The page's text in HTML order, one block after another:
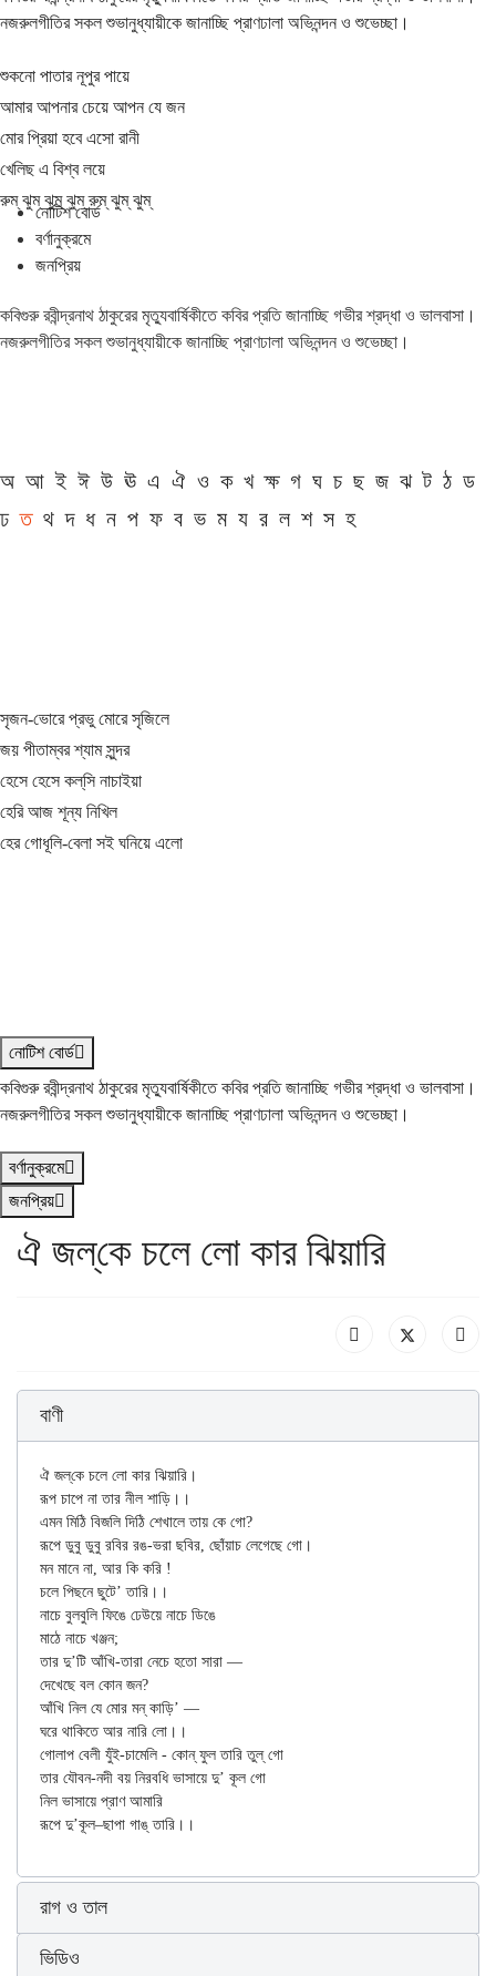
নজরুলগীতির সকল শুভানুধ্যায়ীকে জানাচ্ছি প্রাণঢালা অভিনন্দন ও শুভেচ্ছা।
শুকনো পাতার নূপুর পায়ে
আমার আপনার চেয়ে আপন যে জন
মোর প্রিয়া হবে এসো রানী
খেলিছ এ বিশ্ব লয়ে
রুম্ ঝুম্ ঝুম্ ঝুম্ রুম্ ঝুম্ ঝুম্
নোটিশ বোর্ড
বর্ণানুক্রমে
জনপ্রিয়
কবিগুরু রবীন্দ্রনাথ ঠাকুরের মৃত্যুবার্ষিকীতে কবির প্রতি জানাচ্ছি গভীর শ্রদ্ধা ও ভালবাসা।
নজরুলগীতির সকল শুভানুধ্যায়ীকে জানাচ্ছি প্রাণঢালা অভিনন্দন ও শুভেচ্ছা।
অ আ ই ঈ উ ঊ এ ঐ ও ক খ ক্ষ গ ঘ চ ছ জ ঝ ট ঠ ড
ঢ ত থ দ ধ ন প ফ ব ভ ম য র ল শ স হ
সৃজন-ভোরে প্রভু মোরে সৃজিলে
জয় পীতাম্বর শ্যাম সুন্দর
হেসে হেসে কল্‌সি নাচাইয়া
হেরি আজ শূন্য নিখিল
হের গোধূলি-বেলা সই ঘনিয়ে এলো
নোটিশ বোর্ড
কবিগুরু রবীন্দ্রনাথ ঠাকুরের মৃত্যুবার্ষিকীতে কবির প্রতি জানাচ্ছি গভীর শ্রদ্ধা ও ভালবাসা।
নজরুলগীতির সকল শুভানুধ্যায়ীকে জানাচ্ছি প্রাণঢালা অভিনন্দন ও শুভেচ্ছা।
বর্ণানুক্রমে
জনপ্রিয়
ঐ জল্‌কে চলে লো কার ঝিয়ারি
বাণী
ঐ জল্‌কে চলে লো কার ঝিয়ারি।
রূপ চাপে না তার নীল শাড়ি।।
এমন মিঠি বিজলি দিঠি শেখালে তায় কে গো?
রূপে ডুবু ডুবু রবির রঙ-ভরা ছবির, ছোঁয়াচ লেগেছে গো।
মন মানে না, আর কি করি !
চলে পিছনে ছুটে’ তারি।।
নাচে বুলবুলি ফিঙে ঢেউয়ে নাচে ডিঙে
মাঠে নাচে খঞ্জন;
তার দু’টি আঁখি-তারা নেচে হতো সারা —
দেখেছে বল কোন জন?
আঁখি নিল যে মোর মন্‌ কাড়ি’ —
ঘরে থাকিতে আর নারি লো।।
গোলাপ বেলী যুঁই-চামেলি - কোন্‌ ফুল তারি তুল্‌ গো
তার যৌবন-নদী বয় নিরবধি ভাসায়ে দু’ কূল গো
নিল ভাসায়ে প্রাণ আমারি
রাগ ও তাল
ভিডিও